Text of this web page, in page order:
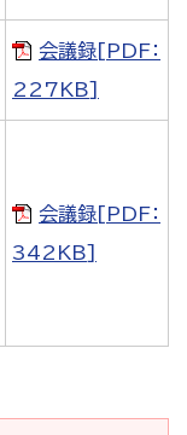
会議録[PDF：
227KB]
会議録[PDF：
342KB]